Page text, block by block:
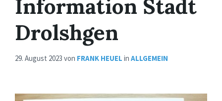
Information Stadt
Drolshgen
29. August 2023 von FRANK HEUEL in ALLGEMEIN